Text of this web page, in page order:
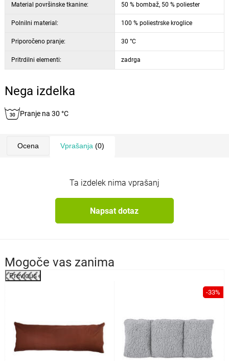
Material površinske tkanine: 50 % bombaž, 50 % poliester
Polnilni material: 100 % poliestrske kroglice
Priporočeno pranje: 30 °C
Pritrdilni elementi: zadrga
Nega izdelka
Pranje na 30 °C
Ocena Vprašanja (0)
Ta izdelek nima vprašanj
Napsat dotaz
Mogoče vas zanima
Previous
-33%